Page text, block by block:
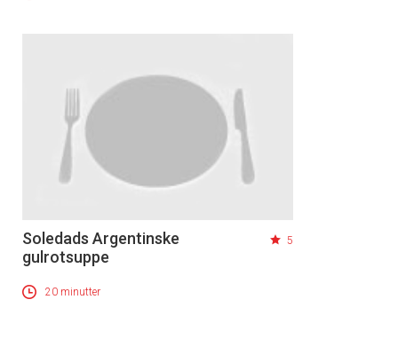
Soledads Argentinske
gulrotsuppe
5
20 minutter